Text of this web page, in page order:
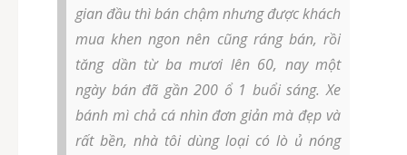
gian đầu thì bán chậm nhưng được khách
mua khen ngon nên cũng ráng bán, rồi
tăng dần từ ba mươi lên 60, nay một
ngày bán đã gần 200 ổ 1 buổi sáng. Xe
bánh mì chả cá nhìn đơn giản mà đẹp và
rất bền, nhà tôi dùng loại có lò ủ nóng